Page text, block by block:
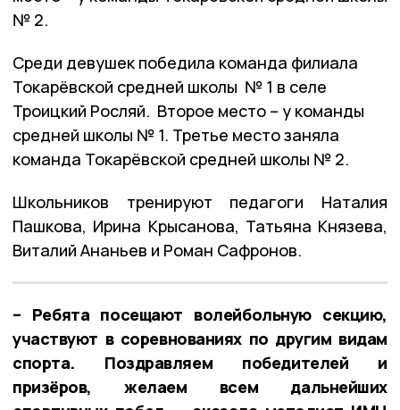
№ 2.
Среди девушек победила команда филиала
Токарёвской средней школы № 1 в селе
Троицкий Росляй. Второе место – у команды
средней школы № 1. Третье место заняла
команда Токарёвской средней школы № 2.
Школьников тренируют педагоги Наталия
Пашкова, Ирина Крысанова, Татьяна Князева,
Виталий Ананьев и Роман Сафронов.
– Ребята посещают волейбольную секцию,
участвуют в соревнованиях по другим видам
спорта. Поздравляем победителей и
призёров, желаем всем дальнейших